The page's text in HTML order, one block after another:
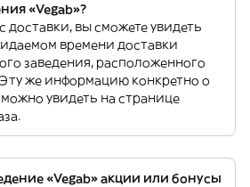
«Vegab»?
доставки, вы сможете увидеть
времени доставки
заведения, расположенного
Эту же информацию конкретно о
увидеть на странице
«Vegab» акции или бонусы